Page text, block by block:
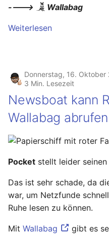
openmediavault
signieren
AVM FRITZ!Box 4040 -
AVM FRITZ!Box 4040 -
USB Storage Device
WireGuard Peer
Configuration
Configuration
WireGuard VPN
OpenWrt - WireGuard VPN
---->
Wallabag
Weiterlesen
Donnerstag, 16. Oktober
3 Min. Lesezeit
Newsboat kann
Wallabag abrufen
Pocket stellt leider
Das ist sehr schade, da
war, um Netzfunde
Ruhe lesen zu können.
Mit Wallabag
gibt es